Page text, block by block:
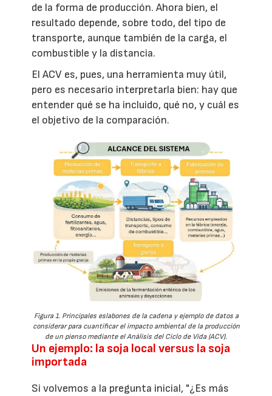
de la forma de producción. Ahora bien, el
resultado depende, sobre todo, del tipo de
transporte, aunque también de la carga, el
combustible y la distancia.
El ACV es, pues, una herramienta muy útil,
pero es necesario interpretarla bien: hay que
entender qué se ha incluido, qué no, y cuál es
el objetivo de la comparación.
Figura 1. Principales eslabones de la cadena y ejemplo de datos a
considerar para cuantificar el impacto ambiental de la producción
de un pienso mediante el Análisis del Ciclo de Vida (ACV).
Un ejemplo: la soja local versus la soja
importada
Si volvemos a la pregunta inicial, "¿Es más